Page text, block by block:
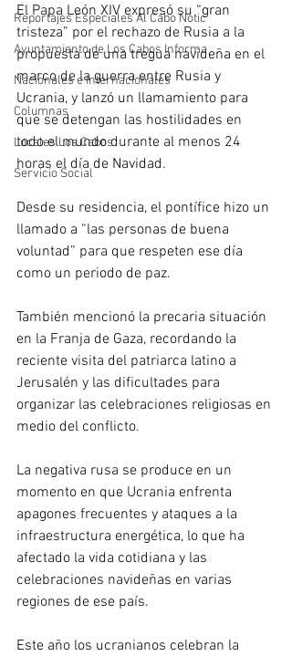
Reportajes Especiales Al Cabo Notic
Ayuntamiento de Los Cabos Informa
Nacionales e Internacionales
Columnas
Locales Los Cabos
Servicio Social
El Papa León XIV expresó su “gran
tristeza” por el rechazo de Rusia a la
propuesta de una tregua navideña en el
marco de la guerra entre Rusia y
Ucrania, y lanzó un llamamiento para
que se detengan las hostilidades en
todo el mundo durante al menos 24
horas el día de Navidad.
Desde su residencia, el pontífice hizo un
llamado a “las personas de buena
voluntad” para que respeten ese día
como un periodo de paz.
También mencionó la precaria situación
en la Franja de Gaza, recordando la
reciente visita del patriarca latino a
Jerusalén y las dificultades para
organizar las celebraciones religiosas en
medio del conflicto.
La negativa rusa se produce en un
momento en que Ucrania enfrenta
apagones frecuentes y ataques a la
infraestructura energética, lo que ha
afectado la vida cotidiana y las
celebraciones navideñas en varias
regiones de ese país.
Este año los ucranianos celebran la